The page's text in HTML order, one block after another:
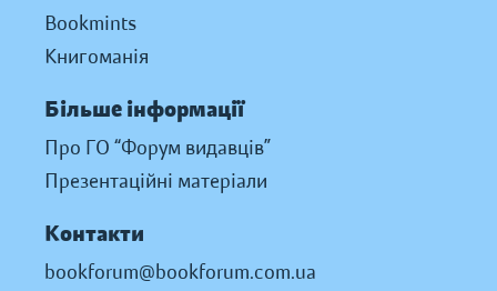
Bookmints
Книгоманія
Більше інформації
Про ГО “Форум видавців”
Презентаційні матеріали
Контакти
bookforum@bookforum.com.ua